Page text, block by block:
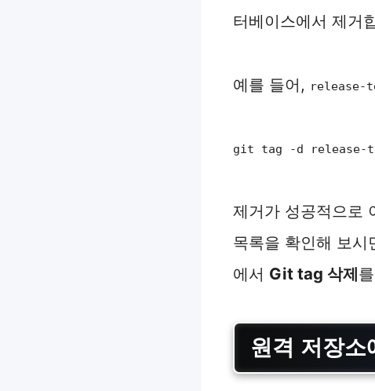
터베이스에서 제거
예를 들어, release-
git tag -d release-
제거가 성공적으로
목록을 확인해 보시
에서 Git tag 삭제
원격 저장소